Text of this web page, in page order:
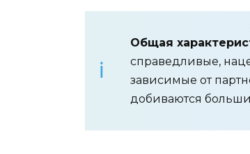
Общая
справедливые,
зависимые от
добиваются